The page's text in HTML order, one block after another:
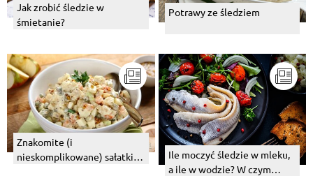
Jak zrobić śledzie w
śmietanie?
Potrawy ze śledziem
Znakomite (i
nieskomplikowane) sałatki
Ile moczyć śledzie w mleku,
a ile w wodzie? W czym